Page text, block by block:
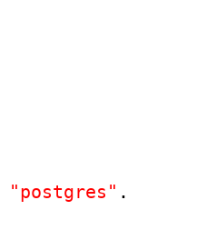
"postgres"